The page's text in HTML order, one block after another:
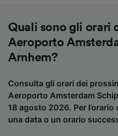
Quali sono gli orari
Aeroporto
Arnhem?
Consulta gli orari dei
Aeroporto Amsterdam
18 agosto 2026. Per
una data o un orario